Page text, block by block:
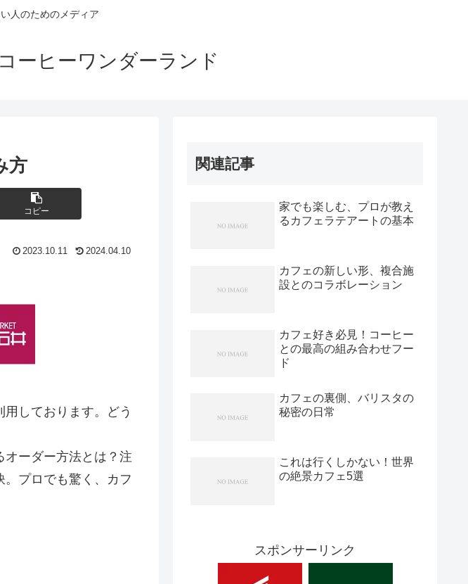
人のためのメディア
ーヒーワンダーランド
方
コピー
2023.10.11 2024.04.10
しております。どう
オーダー方法とは？注
プロでも驚く、カフ
関連記事
家でも楽しむ、プロが教え
るカフェラテアートの基本
カフェの新しい形、複合施
設とのコラボレーション
カフェ好き必見！コーヒー
との最高の組み合わせフー
ド
カフェの裏側、バリスタの
秘密の日常
これは行くしかない！世界
の絶景カフェ5選
スポンサーリンク